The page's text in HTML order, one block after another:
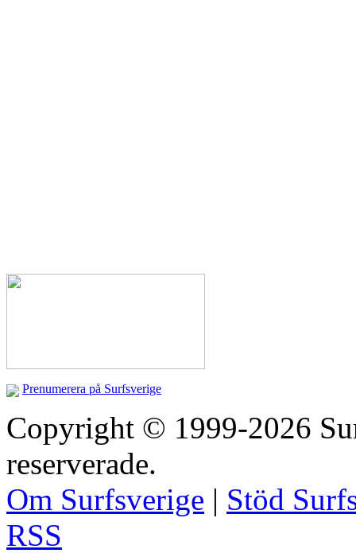
Prenumerera på Surfsverige
Copyright © 1999-2026
reserverade.
Om Surfsverige | Stöd
RSS